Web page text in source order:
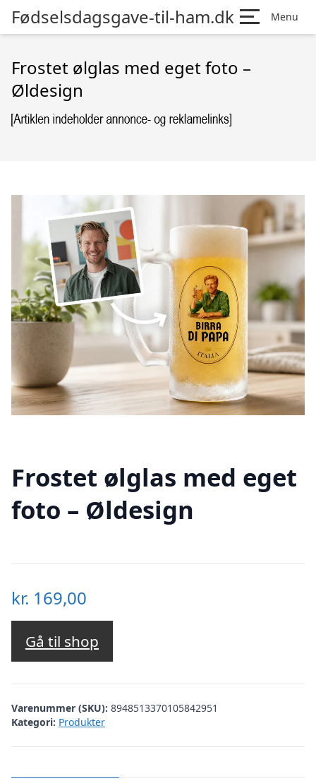
Fødselsdagsgave-til-ham.dk Menu
Frostet ølglas med eget foto –
Øldesign
Frostet ølglas med eget
foto – Øldesign
kr. 169,00
Gå til shop
Varenummer (SKU): 8948513370105842951
Kategori: Produkter